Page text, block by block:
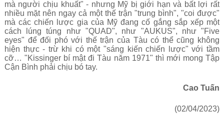
mà người chịu khuất" - nhưng Mỹ bị giới hạn và bất lợi rất
nhiều mặt nên ngay cả một thế trận "trung bình", "coi được"
mà các chiến lược gia của Mỹ đang cố gắng sắp xếp một
cách lúng túng như "QUAD", như "AUKUS", như "Five
eyes" để đối phó với thế trận của Tàu có thể cũng không
hiện thực - trừ khi có một "sáng kiến chiến lược" với tầm
cỡ… "Kissinger bí mật đi Tàu năm 1971" thì mới mong Tập
Cận Bình phải chịu bó tay.
Cao Tuấn
(02/04/2023)